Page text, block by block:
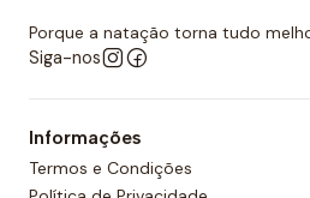
Palas: Encaixam-se
mãos. Eles podem ser
exercícios, a fim de
de braçada e tonificar os
diferentes modelos, tanto de
Porque a natação torna tudo
Siga-nos
Informações
Termos e Condições